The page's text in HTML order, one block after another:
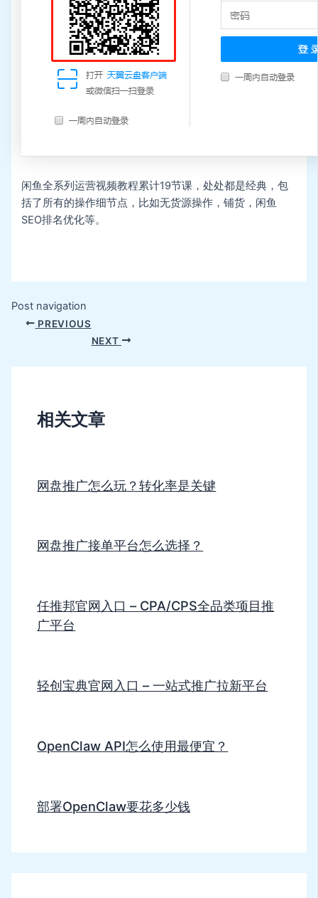
闲鱼全系列运营视频教程累计19节课，处处都是经典，包
括了所有的操作细节点，比如无货源操作，铺货，闲鱼
SEO排名优化等。
Post navigation
PREVIOUS
NEXT
相关文章
网盘推广怎么玩？转化率是关键
网盘推广接单平台怎么选择？
任推邦官网入口 – CPA/CPS全品类项目推
广平台
轻创宝典官网入口 – 一站式推广拉新平台
OpenClaw API怎么使用最便宜？
部署OpenClaw要花多少钱